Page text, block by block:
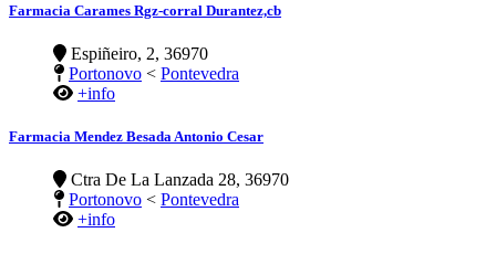
Farmacia Carames Rgz-corral Durantez,cb
Espiñeiro, 2, 36970
Portonovo < Pontevedra
+info
Farmacia Mendez Besada Antonio Cesar
Ctra De La Lanzada 28, 36970
Portonovo < Pontevedra
+info